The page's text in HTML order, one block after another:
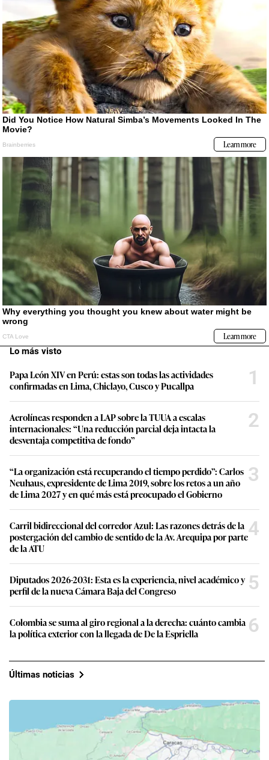
Lo más visto
Papa León XIV en Perú: estas son todas las actividades
confirmadas en Lima, Chiclayo, Cusco y Pucallpa
1
Aerolíneas responden a LAP sobre la TUUA a escalas
internacionales: “Una reducción parcial deja intacta la
desventaja competitiva de fondo”
2
“La organización está recuperando el tiempo perdido”: Carlos
Neuhaus, expresidente de Lima 2019, sobre los retos a un año
de Lima 2027 y en qué más está preocupado el Gobierno
3
Carril bidireccional del corredor Azul: Las razones detrás de la
postergación del cambio de sentido de la Av. Arequipa por parte
de la ATU
4
Diputados 2026-2031: Esta es la experiencia, nivel académico y
perfil de la nueva Cámara Baja del Congreso
5
Colombia se suma al giro regional a la derecha: cuánto cambia
la política exterior con la llegada de De la Espriella
6
Últimas noticias